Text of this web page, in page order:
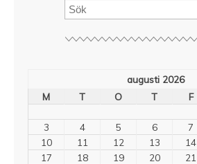
augusti 2026
M
T O T F
3
4 5 6 7
10
11 12 13 14
17
18 19 20 21